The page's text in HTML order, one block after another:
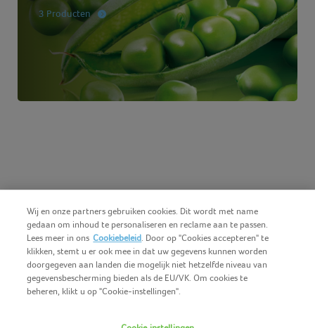
3 Producten
Wij en onze partners gebruiken cookies. Dit wordt met name
gedaan om inhoud te personaliseren en reclame aan te passen.
Lees meer in ons Cookiebeleid. Door op "Cookies accepteren" te
klikken, stemt u er ook mee in dat uw gegevens kunnen worden
doorgegeven aan landen die mogelijk niet hetzelfde niveau van
gegevensbescherming bieden als de EU/VK. Om cookies te
beheren, klikt u op "Cookie-instellingen".